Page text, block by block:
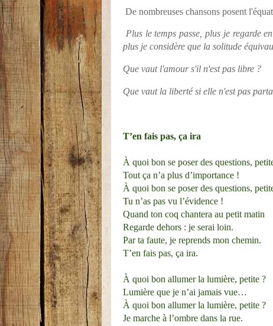
De nombreuses chansons posent
Plus le temps passe, plus je regarde
plus je considère que la solitude
Que vaut l'amour s'il n'est pas libre ?
Que vaut la liberté si elle n'est pas
T’en fais pas, ça ira
À quoi bon se poser des questions,
Tout ça n’a plus d’importance !
À quoi bon se poser des questions,
Tu n’as pas vu l’évidence !
Quand ton coq chantera au petit matin
Regarde dehors : je serai loin.
Par ta faute, je reprends mon chemin.
T’en fais pas, ça ira.
À quoi bon allumer la lumière, petite ?
Lumière que je n’ai jamais vue…
À quoi bon allumer la lumière, petite ?
Je marche à l’ombre dans la rue.